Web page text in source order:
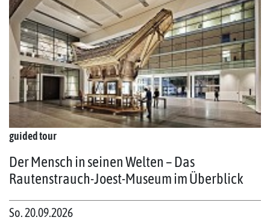
guided tour
Der Mensch in seinen Welten – Das
Rautenstrauch-Joest-Museum im Überblick
So. 20.09.2026